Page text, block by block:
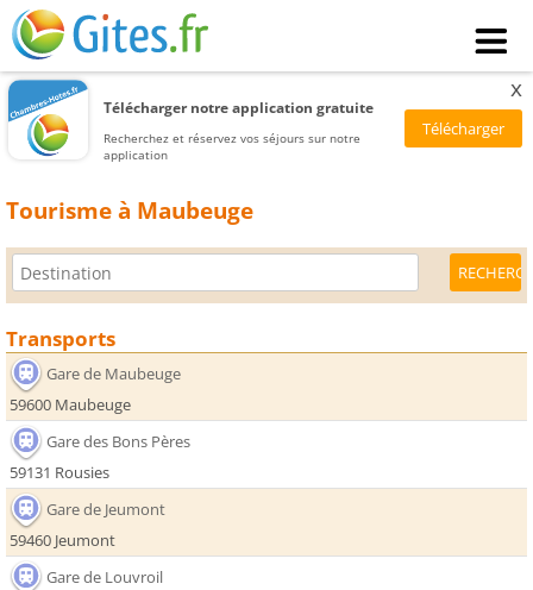
Télécharger notre application gratuite
Recherchez et réservez vos séjours sur notre
application
x
Tourisme à Maubeuge
Transports
Gare de Maubeuge
59600 Maubeuge
Gare des Bons Pères
59131 Rousies
Gare de Jeumont
59460 Jeumont
Gare de Louvroil